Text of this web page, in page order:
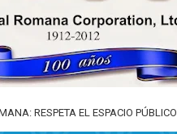
RESPETA EL ESPACIO PÚBLICO